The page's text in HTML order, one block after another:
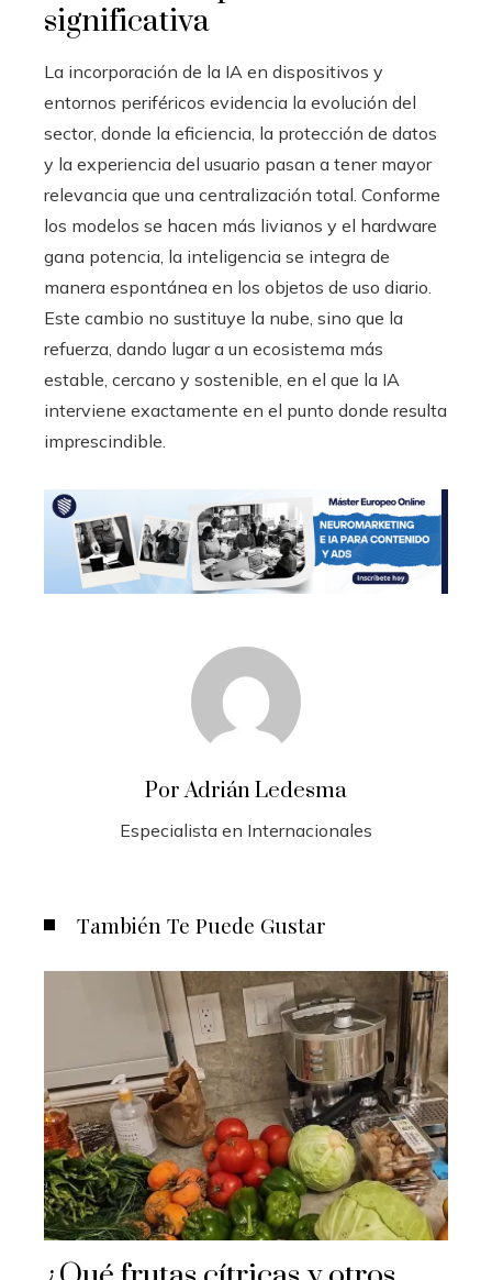
significativa
La incorporación de la IA en dispositivos y
entornos periféricos evidencia la evolución del
sector, donde la eficiencia, la protección de datos
y la experiencia del usuario pasan a tener mayor
relevancia que una centralización total. Conforme
los modelos se hacen más livianos y el hardware
gana potencia, la inteligencia se integra de
manera espontánea en los objetos de uso diario.
Este cambio no sustituye la nube, sino que la
refuerza, dando lugar a un ecosistema más
estable, cercano y sostenible, en el que la IA
interviene exactamente en el punto donde resulta
imprescindible.
Por Adrián Ledesma
Especialista en Internacionales
También Te Puede Gustar